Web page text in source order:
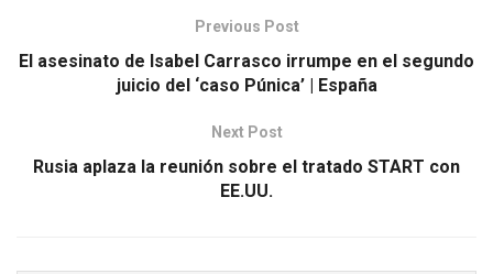
Previous Post
El asesinato de Isabel Carrasco irrumpe en el segundo
juicio del ‘caso Púnica’ | España
Next Post
Rusia aplaza la reunión sobre el tratado START con
EE.UU.